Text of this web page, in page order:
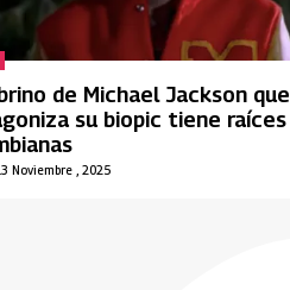
Noviembre , 2025
de Michael Jackson que
su biopic tiene raíces